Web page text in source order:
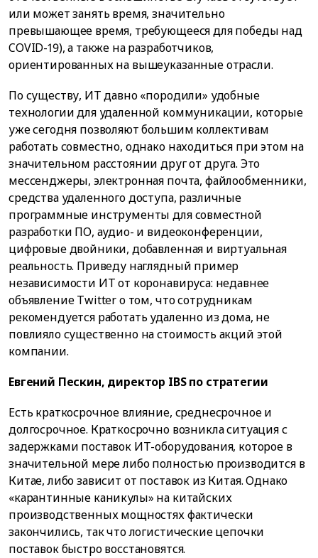
или может занять время, значительно
превышающее время, требующееся для победы над
COVID-19), а также на разработчиков,
ориентированных на вышеуказанные отрасли.
По существу, ИТ давно «породили» удобные
технологии для удаленной коммуникации, которые
уже сегодня позволяют большим коллективам
работать совместно, однако находиться при этом на
значительном расстоянии друг от друга. Это
мессенджеры, электронная почта, файлообменники,
средства удаленного доступа, различные
программные инструменты для совместной
разработки ПО, аудио- и видеоконференции,
цифровые двойники, добавленная и виртуальная
реальность. Приведу наглядный пример
независимости ИТ от коронавируса: недавнее
объявление Twitter о том, что сотрудникам
рекомендуется работать удаленно из дома, не
повлияло существенно на стоимость акций этой
компании.
Евгений Пескин, директор IBS по стратегии
Есть краткосрочное влияние, среднесрочное и
долгосрочное. Краткосрочно возникла ситуация с
задержками поставок ИТ-оборудования, которое в
значительной мере либо полностью производится в
Китае, либо зависит от поставок из Китая. Однако
«карантинные каникулы» на китайских
производственных мощностях фактически
закончились, так что логистические цепочки
поставок быстро восстановятся.